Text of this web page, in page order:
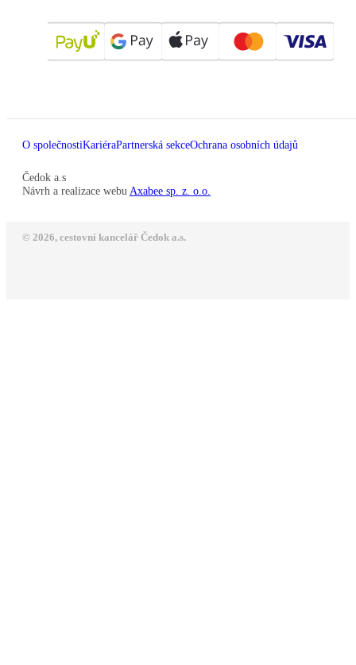
O společnostiKariéraPartnerská sekceOchrana osobních údajů
Čedok a.s
Návrh a realizace webu Axabee sp. z. o.o.
© 2026, cestovní kancelář Čedok a.s.